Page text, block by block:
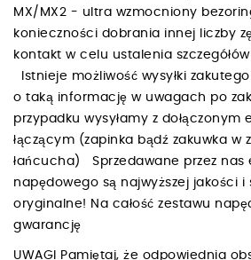
MX/MX2 - ultra wzmocniony
konieczności dobrania innej liczby
kontakt w celu ustalenia
Istnieje możliwość wysyłki
o taką informację w uwagach po
przypadku wysyłamy z dołączonym
łączącym (zapinka bądź zakuwka w
łańcucha) Sprzedawane przez nas
napędowego są najwyższej jakości i
oryginalne! Na całość zestawu
gwarancję
UWAGI Pamiętaj, że odpowiednia